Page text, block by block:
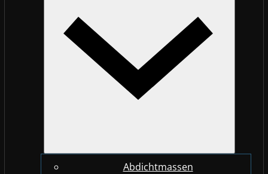
Abdichtmassen